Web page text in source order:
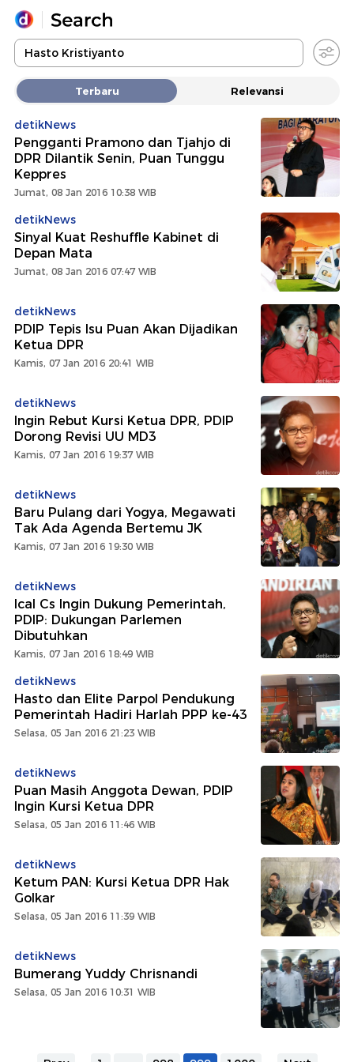
Yang sedang ramai dicari
Loading...
Promoted
Terakhir yang dicari
Terbaru Relevansi
detikNews
Pengganti Pramono dan Tjahjo di
DPR Dilantik Senin, Puan Tunggu
Keppres
Jumat, 08 Jan 2016 10:38 WIB
detikNews
Sinyal Kuat Reshuffle Kabinet di
Depan Mata
Jumat, 08 Jan 2016 07:47 WIB
detikNews
PDIP Tepis Isu Puan Akan Dijadikan
Ketua DPR
Kamis, 07 Jan 2016 20:41 WIB
detikNews
Ingin Rebut Kursi Ketua DPR, PDIP
Dorong Revisi UU MD3
Kamis, 07 Jan 2016 19:37 WIB
detikNews
Baru Pulang dari Yogya, Megawati
Tak Ada Agenda Bertemu JK
Kamis, 07 Jan 2016 19:30 WIB
detikNews
Ical Cs Ingin Dukung Pemerintah,
PDIP: Dukungan Parlemen
Dibutuhkan
Kamis, 07 Jan 2016 18:49 WIB
detikNews
Hasto dan Elite Parpol Pendukung
Pemerintah Hadiri Harlah PPP ke-43
Selasa, 05 Jan 2016 21:23 WIB
detikNews
Puan Masih Anggota Dewan, PDIP
Ingin Kursi Ketua DPR
Selasa, 05 Jan 2016 11:46 WIB
detikNews
Ketum PAN: Kursi Ketua DPR Hak
Golkar
Selasa, 05 Jan 2016 11:39 WIB
detikNews
Bumerang Yuddy Chrisnandi
Selasa, 05 Jan 2016 10:31 WIB